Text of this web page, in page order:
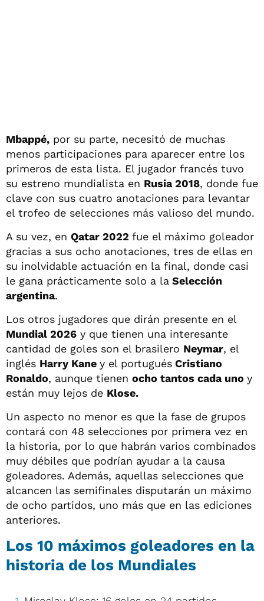
Mbappé, por su parte, necesitó de muchas
menos participaciones para aparecer entre los
primeros de esta lista. El jugador francés tuvo
su estreno mundialista en Rusia 2018, donde fue
clave con sus cuatro anotaciones para levantar
el trofeo de selecciones más valioso del mundo.
A su vez, en Qatar 2022 fue el máximo goleador
gracias a sus ocho anotaciones, tres de ellas en
su inolvidable actuación en la final, donde casi
le gana prácticamente solo a la Selección
argentina.
Los otros jugadores que dirán presente en el
Mundial 2026 y que tienen una interesante
cantidad de goles son el brasilero Neymar, el
inglés Harry Kane y el portugués Cristiano
Ronaldo, aunque tienen ocho tantos cada uno y
están muy lejos de Klose.
Un aspecto no menor es que la fase de grupos
contará con 48 selecciones por primera vez en
la historia, por lo que habrán varios combinados
muy débiles que podrían ayudar a la causa
goleadores. Además, aquellas selecciones que
alcancen las semifinales disputarán un máximo
de ocho partidos, uno más que en las ediciones
anteriores.
Los 10 máximos goleadores en la
historia de los Mundiales